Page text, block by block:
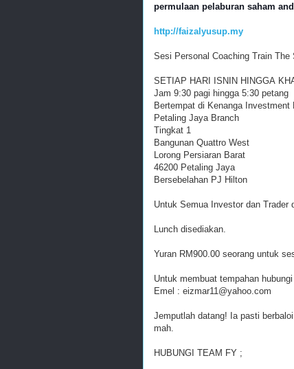
permulaan pelaburan saham
http://faizalyusup.my
Sesi Personal Coaching Train The
SETIAP HARI ISNIN HINGGA
Jam 9:30 pagi hingga 5:30 petang
Bertempat di Kenanga Investment
Petaling Jaya Branch
Tingkat 1
Bangunan Quattro West
Lorong Persiaran Barat
46200 Petaling Jaya
Bersebelahan PJ Hilton
Untuk Semua Investor dan Trader
Lunch disediakan.
Yuran RM900.00 seorang untuk
Untuk membuat tempahan
Emel : eizmar11@yahoo.com
Jemputlah datang! Ia pasti
mah.
HUBUNGI TEAM FY ;